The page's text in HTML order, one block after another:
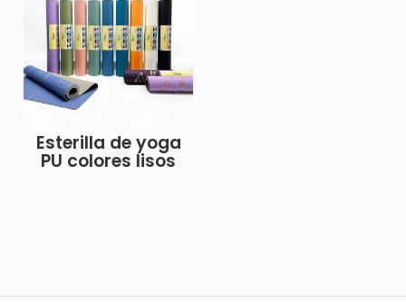
Esterilla de yoga
PU colores lisos